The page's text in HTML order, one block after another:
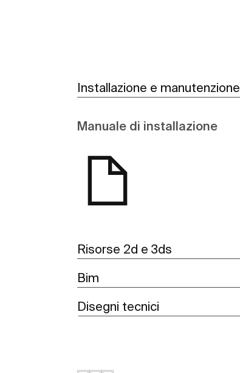
Installazione e manutenzione
Manuale di installazione
Risorse 2d e 3ds
Bim
Disegni tecnici